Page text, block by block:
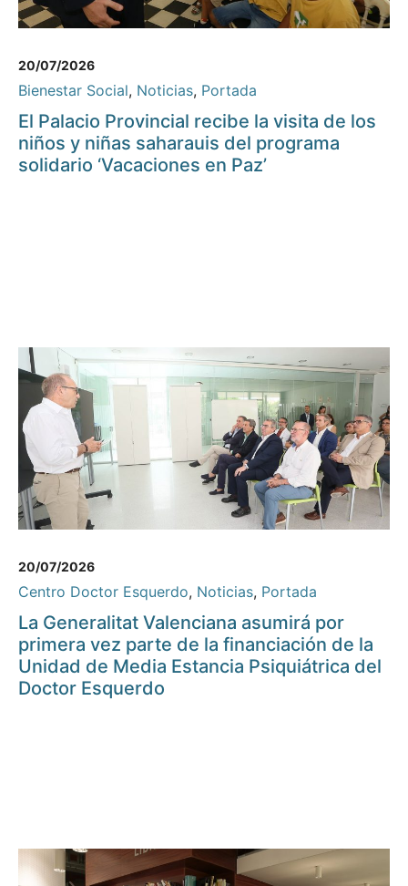
20/07/2026
Bienestar Social, Noticias, Portada
El Palacio Provincial recibe la visita de los
niños y niñas saharauis del programa
solidario ‘Vacaciones en Paz’
20/07/2026
Centro Doctor Esquerdo, Noticias, Portada
La Generalitat Valenciana asumirá por
primera vez parte de la financiación de la
Unidad de Media Estancia Psiquiátrica del
Doctor Esquerdo